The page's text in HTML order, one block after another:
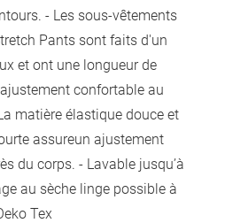
- Les sous-vêtements
Pants sont faits d'un
et ont une longueur de
confortable au
matière élastique douce et
assureun ajustement
du corps. - Lavable jusqu’à
au sèche linge possible à
Tex